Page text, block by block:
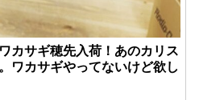
カサギ穂先入荷！あのカリス
ワカサギやってないけど欲し